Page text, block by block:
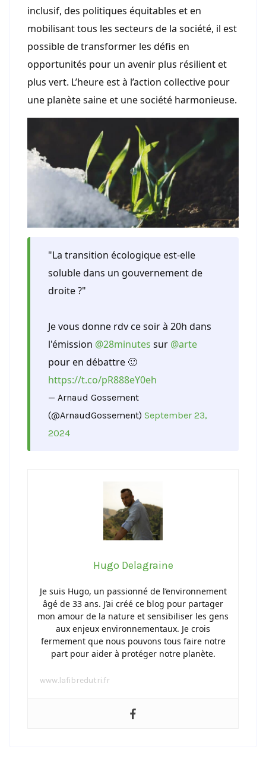
inclusif, des politiques équitables et en
mobilisant tous les secteurs de la société, il est
possible de transformer les défis en
opportunités pour un avenir plus résilient et
plus vert. L’heure est à l’action collective pour
une planète saine et une société harmonieuse.
"La transition écologique est-elle
soluble dans un gouvernement de
droite ?"
Je vous donne rdv ce soir à 20h dans
l'émission @28minutes sur @arte
pour en débattre 🙂
https://t.co/pR888eY0eh
— Arnaud Gossement
(@ArnaudGossement) September 23,
2024
Hugo Delagraine
Je suis Hugo, un passionné de l’environnement
âgé de 33 ans. J’ai créé ce blog pour partager
mon amour de la nature et sensibiliser les gens
aux enjeux environnementaux. Je crois
fermement que nous pouvons tous faire notre
part pour aider à protéger notre planète.
www.lafibredutri.fr